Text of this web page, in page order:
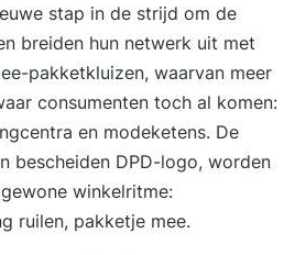
stap in de strijd om de
breiden hun netwerk uit met
pakketkluizen, waarvan meer
consumenten toch al komen:
en modeketens. De
bescheiden DPD-logo, worden
winkelritme:
ruilen, pakketje mee.